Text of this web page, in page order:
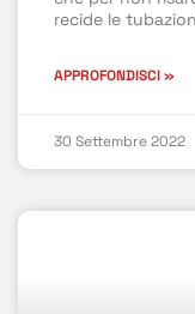
recide le
APPROFONDISCI »
30 Settembre 2022